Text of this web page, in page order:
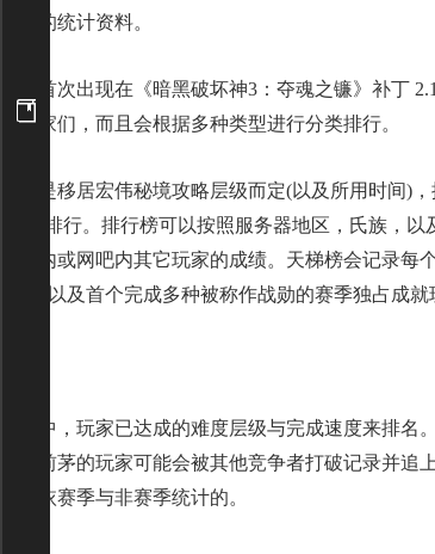
家的统计资料。
首次出现在《暗黑破坏神3：夺魂之镰》补丁
玩家们，而且会根据多种类型进行分类排行。
是移居宏伟秘境攻略层级而定(以及所用时间)，
人队排行。排行榜可以按照服务器地区，氏族，
网段内或网吧内其它玩家的成绩。天梯榜会记录每
号，以及首个完成多种被称作战勋的赛季独占成就
中，玩家已达成的难度层级与完成速度来排名
名列前茅的玩家可能会被其他竞争者打破记录并追
是依赛季与非赛季统计的。